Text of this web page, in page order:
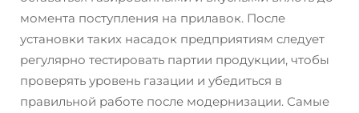
момента поступления на прилавок. После
установки таких насадок предприятиям следует
регулярно тестировать партии продукции, чтобы
проверять уровень газации и убедиться в
правильной работе после модернизации. Самые